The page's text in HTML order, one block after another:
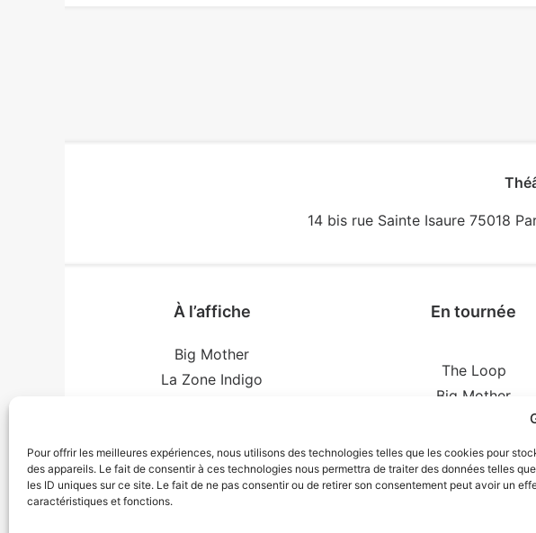
Pour offrir les meilleures expériences, nous utilisons des technologies telles que les cookies pour
des appareils. Le fait de consentir à ces technologies nous permettra de traiter des données telles
les ID uniques sur ce site. Le fait de ne pas consentir ou de retirer son consentement peut avoir un
caractéristiques et fonctions.
14 bis rue Sainte Isaure 75018
À l’affiche
Big Mother
La Zone Indigo
The Loop
En tournée
The Loop
Big Mother
Confidences d’un
Tout voir…